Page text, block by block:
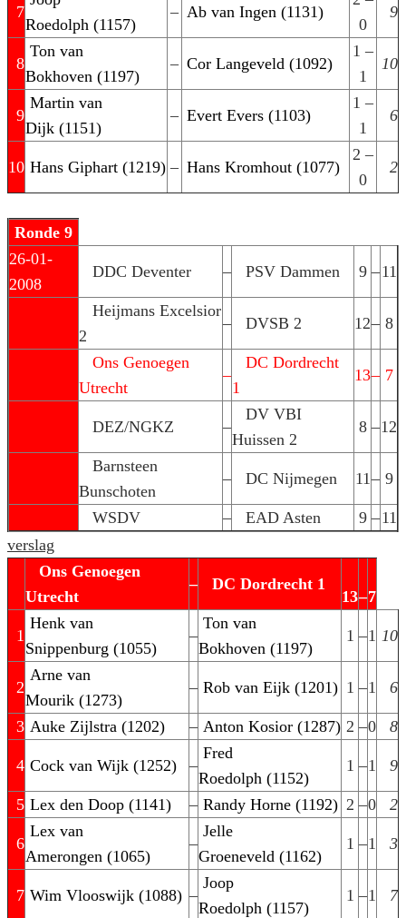
7
Roedolph (1157)
– Ab van Ingen (1131)
0
9
8
Ton van
Bokhoven (1197)
– Cor Langeveld (1092)
1 –
1
10
9
Martin van
Dijk (1151)
– Evert Evers (1103)
1 –
1
6
10 Hans Giphart (1219) – Hans Kromhout (1077)
2 –
0
2
Ronde 9
26-01-
2008
DDC Deventer – PSV Dammen 9 –11
Heijmans Excelsior
2
– DVSB 2 12– 8
Ons Genoegen
Utrecht
–
DC Dordrecht
1
13– 7
DEZ/NGKZ –
DV VBI
Huissen 2
8 –12
Barnsteen
Bunschoten
– DC Nijmegen 11– 9
WSDV – EAD Asten 9 –11
verslag
Ons Genoegen
Utrecht
– DC Dordrecht 1
13–7
1
Henk van
Snippenburg (1055)
–
Ton van
Bokhoven (1197)
1 –1 10
2
Arne van
Mourik (1273)
– Rob van Eijk (1201) 1 –1 6
3 Auke Zijlstra (1202) – Anton Kosior (1287) 2 –0 8
4 Cock van Wijk (1252) –
Fred
Roedolph (1152)
1 –1 9
5 Lex den Doop (1141) – Randy Horne (1192) 2 –0 2
6
Lex van
Amerongen (1065)
–
Jelle
Groeneveld (1162)
1 –1 3
7 Wim Vlooswijk (1088) –
Joop
Roedolph (1157)
1 –1 7